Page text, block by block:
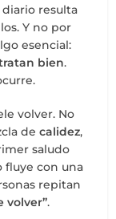
diario resulta
Y no por
esencial:
bien.
volver. No
decalidez,
saludo
fluye con una
repitan
volver”.